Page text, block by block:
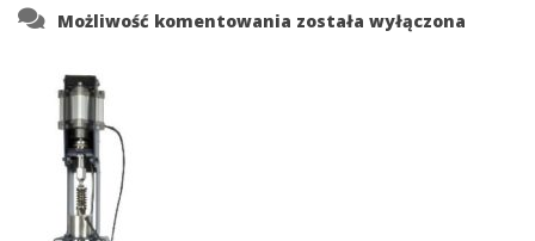
Możliwość komentowania Przystawka
do
została wyłączona